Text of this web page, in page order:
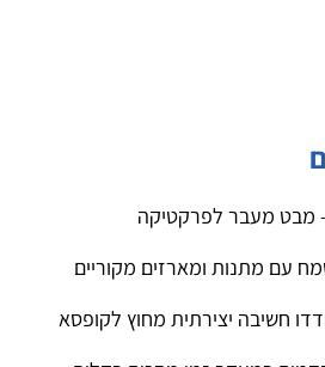
– מבט מעבר לפרקטיקה
עם מתנות ומארזים מקוריים